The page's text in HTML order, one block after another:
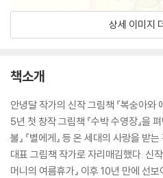
상세 이미지
책소개
안녕달 작가의 신작 그림책 『복숭아와
5년 첫 창작 그림책 『수박 수영장』을 펴
불』 『별에게』 등 온 세대의 사랑을 받
대표 그림책 작가로 자리매김했다. 신작
머니의 여름휴가』 이후 10년 만에 선